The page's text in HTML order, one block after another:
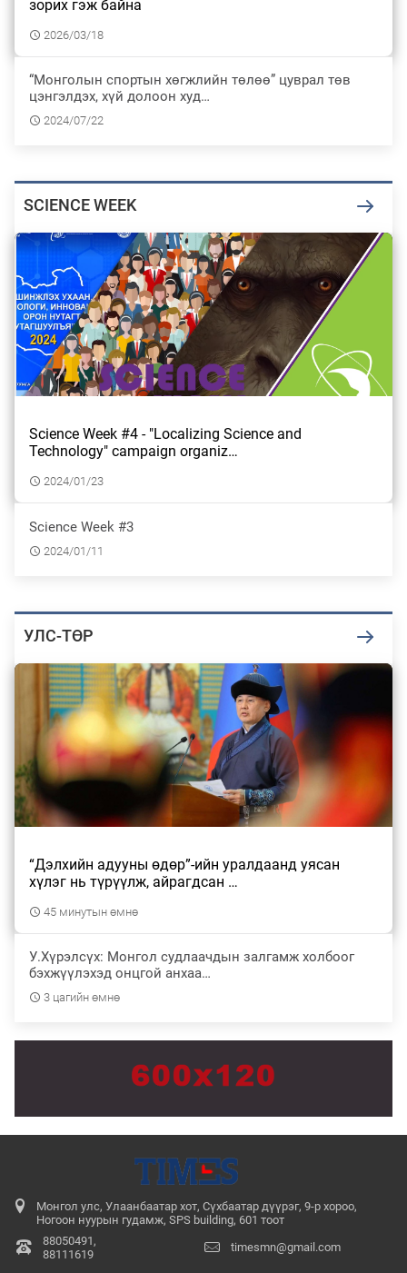
Нийслэл, дүүргийн шуурхай штабууд хүч,
хэрэгслийн бэлэн байдлыг ханган…
2026/07/30
Төв Азийн хамгийн анхны төр улсын
Хүннү цогцолборыг цогцоор нь Дэлхийн…
Ерөнхий сайд Н.Учрал олимпиадын
Б.Пүрэвдагва: "Сэлбэ" төслийг амжилттай
“СОР17”-д найман санаачилга
дэвшүүлсний гурав нь Монгол Улсынх
2026/07/29
Хан-Уул дүүргийн 4 дүгээр хороонд
баригдсан 960 хүүхдийн хүчин чадалта…
КOП17-ын бэлтгэл ажлын явц, зохион
зорих гэж байна
2026/03/18
“Монголын спортын хөгжлийн төлөө” цуврал төв
цэнгэлдэх, хүй долоон худ…
2024/07/22
SCIENCE WEEK
Science Week #4 - "Localizing Science and
Technology" campaign organiz…
2024/01/23
Science Week #3
2024/01/11
УЛС-ТӨР
“Дэлхийн адууны өдөр”-ийн уралдаанд уясан
хүлэг нь түрүүлж, айрагдсан …
45 минутын өмнө
У.Хүрэлсүх: Монгол судлаачдын залгамж холбоог
бэхжүүлэхэд онцгой анхаа…
3 цагийн өмнө
Монгол улс, Улаанбаатар хот, Сүхбаатар дүүрэг, 9-р хороо,
Ногоон нуурын гудамж, SPS building, 601 тоот
88050491,
88111619
timesmn@gmail.com